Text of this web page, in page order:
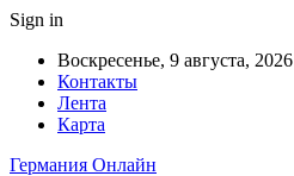
Sign in
Воскресенье, 9 августа, 2026
Контакты
Лента
Карта
Германия Онлайн